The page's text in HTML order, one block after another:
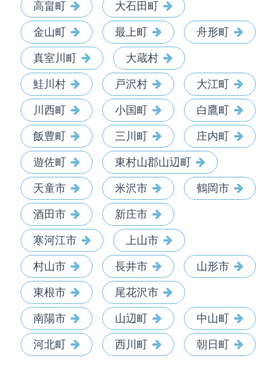
高畠町 大石田町
金山町 最上町 舟形町
真室川町 大蔵村
鮭川村 戸沢村 大江町
川西町 小国町 白鷹町
飯豊町 三川町 庄内町
遊佐町 東村山郡山辺町
天童市 米沢市 鶴岡市
酒田市 新庄市
寒河江市 上山市
村山市 長井市 山形市
東根市 尾花沢市
南陽市 山辺町 中山町
河北町 西川町 朝日町